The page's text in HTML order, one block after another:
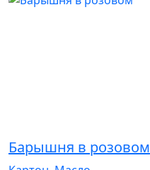
Барышня в розовом